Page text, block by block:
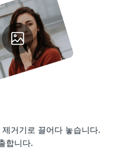
거기로 끌어다 놓습니다.
합니다.